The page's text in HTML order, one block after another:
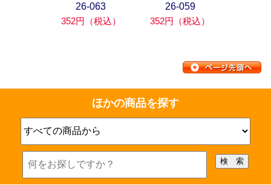
26-063
352円（税込）
26-059
352円（税込）
ほかの商品を探す